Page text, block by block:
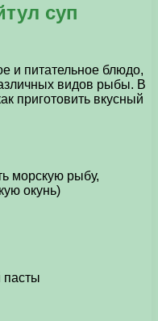
суп
и питательное блюдо,
видов рыбы. В
приготовить вкусный
морскую рыбу,
окунь)
пасты